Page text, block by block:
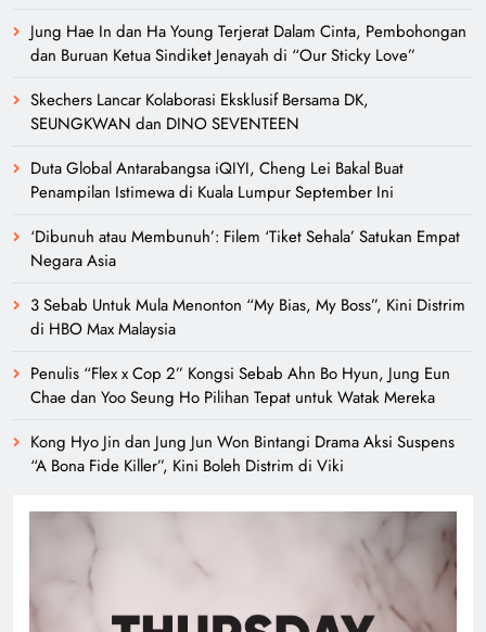
Jung Hae In dan Ha Young Terjerat Dalam Cinta, Pembohongan
dan Buruan Ketua Sindiket Jenayah di “Our Sticky Love”
Skechers Lancar Kolaborasi Eksklusif Bersama DK,
SEUNGKWAN dan DINO SEVENTEEN
Duta Global Antarabangsa iQIYI, Cheng Lei Bakal Buat
Penampilan Istimewa di Kuala Lumpur September Ini
‘Dibunuh atau Membunuh’: Filem ‘Tiket Sehala’ Satukan Empat
Negara Asia
3 Sebab Untuk Mula Menonton “My Bias, My Boss”, Kini Distrim
di HBO Max Malaysia
Penulis “Flex x Cop 2” Kongsi Sebab Ahn Bo Hyun, Jung Eun
Chae dan Yoo Seung Ho Pilihan Tepat untuk Watak Mereka
Kong Hyo Jin dan Jung Jun Won Bintangi Drama Aksi Suspens
“A Bona Fide Killer”, Kini Boleh Distrim di Viki